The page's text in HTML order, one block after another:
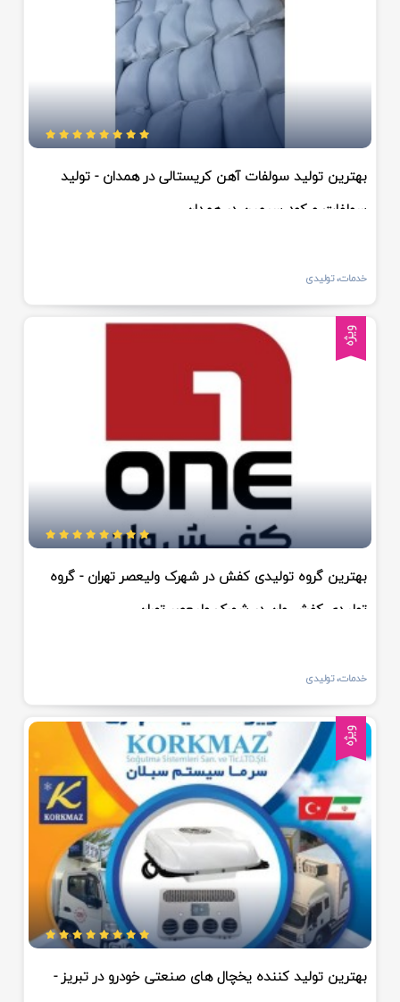
بهترین تولید سولفات آهن کریستالی در همدان - تولید
سولفات و کود سیمین در همدان
خدمات، تولیدی
ویژه
بهترین گروه تولیدی کفش در شهرک ولیعصر تهران - گروه
تولیدی کفش وان در شهرک ولیعصر تهران
خدمات، تولیدی
ویژه
بهترین تولید کننده یخچال های صنعتی خودرو در تبریز -